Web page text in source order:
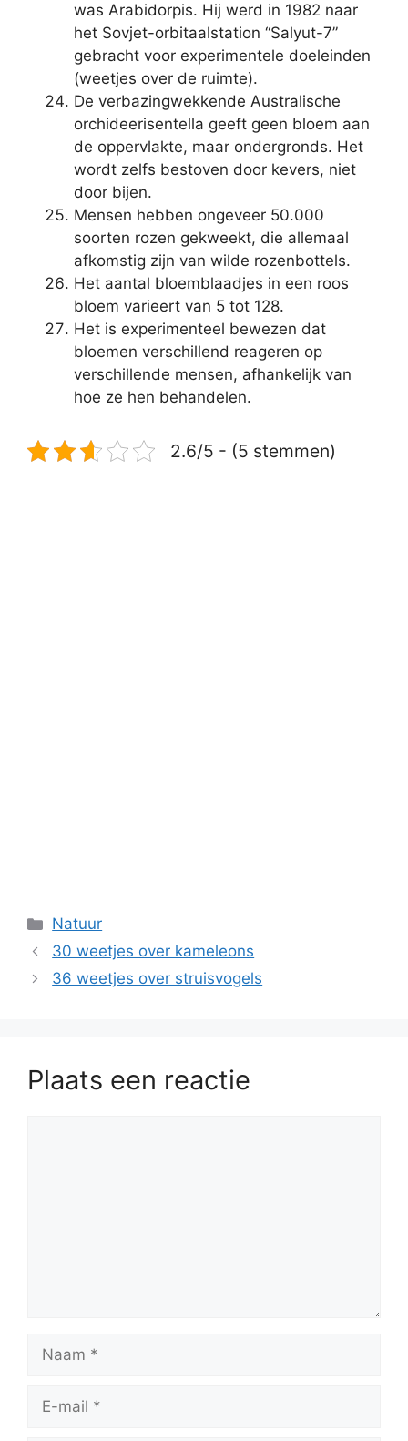
was Arabidorpis. Hij werd in 1982 naar
het Sovjet-orbitaalstation “Salyut-7”
gebracht voor experimentele doeleinden
(weetjes over de ruimte).
De verbazingwekkende Australische
orchideerisentella geeft geen bloem aan
de oppervlakte, maar ondergronds. Het
wordt zelfs bestoven door kevers, niet
door bijen.
Mensen hebben ongeveer 50.000
soorten rozen gekweekt, die allemaal
afkomstig zijn van wilde rozenbottels.
Het aantal bloemblaadjes in een roos
bloem varieert van 5 tot 128.
Het is experimenteel bewezen dat
bloemen verschillend reageren op
verschillende mensen, afhankelijk van
hoe ze hen behandelen.
2.6/5 - (5 stemmen)
Categorieën
Natuur
30 weetjes over kameleons
36 weetjes over struisvogels
Plaats een reactie
Naam